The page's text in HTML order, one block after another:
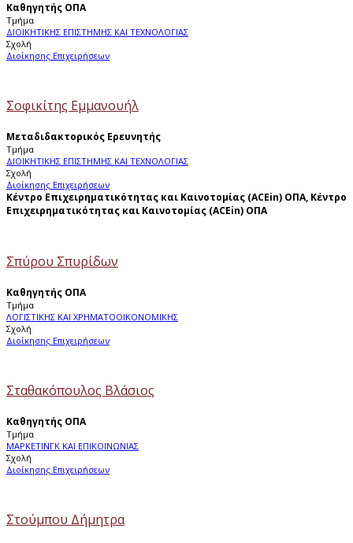
Καθηγητής ΟΠΑ
Τμήμα
ΔΙΟΙΚΗΤΙΚΗΣ ΕΠΙΣΤΗΜΗΣ ΚΑΙ ΤΕΧΝΟΛΟΓΙΑΣ
Σχολή
Διοίκησης Επιχειρήσεων
Σοφικίτης Εμμανουήλ
Μεταδιδακτορικός Ερευνητής
Τμήμα
ΔΙΟΙΚΗΤΙΚΗΣ ΕΠΙΣΤΗΜΗΣ ΚΑΙ ΤΕΧΝΟΛΟΓΙΑΣ
Σχολή
Διοίκησης Επιχειρήσεων
Κέντρο Επιχειρηματικότητας και Καινοτομίας (ACEin) ΟΠΑ, Κέντρο
Επιχειρηματικότητας και Καινοτομίας (ACEin) ΟΠΑ
Σπύρου Σπυρίδων
Καθηγητής ΟΠΑ
Τμήμα
ΛΟΓΙΣΤΙΚΗΣ ΚΑΙ ΧΡΗΜΑΤΟΟΙΚΟΝΟΜΙΚΗΣ
Σχολή
Διοίκησης Επιχειρήσεων
Σταθακόπουλος Βλάσιος
Καθηγητής ΟΠΑ
Τμήμα
ΜΑΡΚΕΤΙΝΓΚ ΚΑΙ ΕΠΙΚΟΙΝΩΝΙΑΣ
Σχολή
Διοίκησης Επιχειρήσεων
Στούμπου Δήμητρα